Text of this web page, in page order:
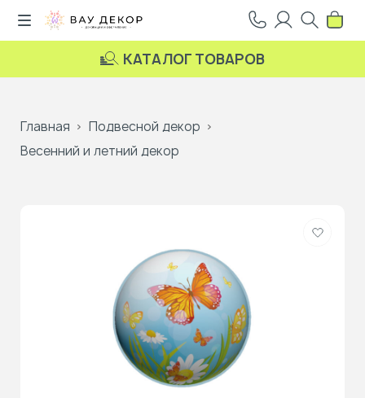
КАТАЛОГ ТОВАРОВ
Главная
Подвесной декор
Весенний и летний декор